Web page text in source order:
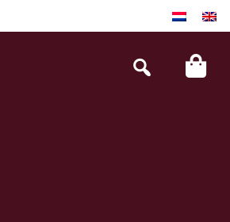
Search
this